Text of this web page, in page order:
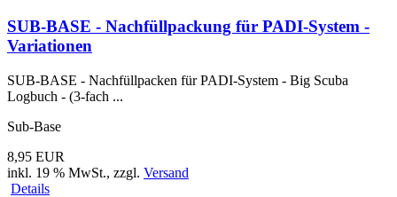
SUB-BASE - Nachfüllpackung für PADI-System -
Variationen
SUB-BASE - Nachfüllpacken für PADI-System - Big Scuba
Logbuch - (3-fach ...
Sub-Base
8,95 EUR
inkl. 19 % MwSt., zzgl. Versand
Details